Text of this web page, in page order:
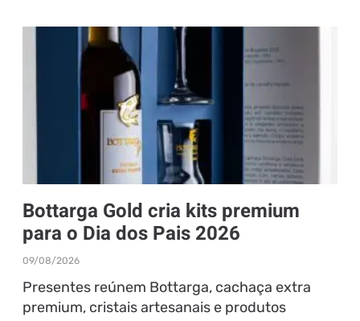
Bottarga Gold cria kits premium
para o Dia dos Pais 2026
09/08/2026
Presentes reúnem Bottarga, cachaça extra
premium, cristais artesanais e produtos